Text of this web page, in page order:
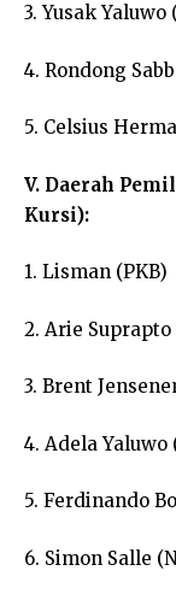
3. Yusak Yaluwo
4. Rondong
5. Celsius
V. Daerah
Kursi):
1. Lisman (PKB)
2. Arie Suprapto
3. Brent
4. Adela Yaluwo
5. Ferdinando
6. Simon Salle